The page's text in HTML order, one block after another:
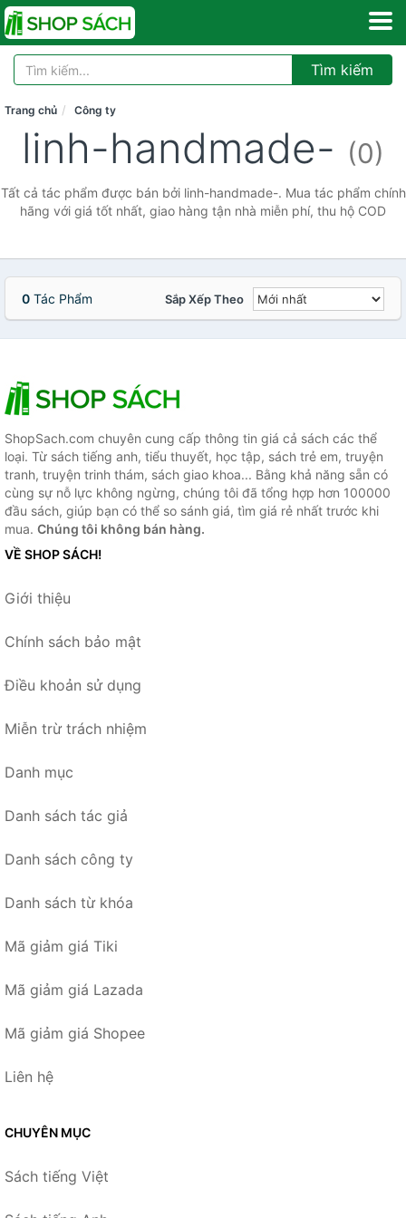
Tìm kiếm
Trang chủ Công ty
linh-handmade- (0)
Tất cả tác phẩm được bán bởi linh-handmade-. Mua tác phẩm chính
hãng với giá tốt nhất, giao hàng tận nhà miễn phí, thu hộ COD
0 Tác Phẩm Sắp Xếp Theo
ShopSach.com chuyên cung cấp thông tin giá cả sách các thể
loại. Từ sách tiếng anh, tiểu thuyết, học tập, sách trẻ em, truyện
tranh, truyện trinh thám, sách giao khoa... Bằng khả năng sẵn có
cùng sự nỗ lực không ngừng, chúng tôi đã tổng hợp hơn 100000
đầu sách, giúp bạn có thể so sánh giá, tìm giá rẻ nhất trước khi
mua. Chúng tôi không bán hàng.
VỀ SHOP SÁCH!
Giới thiệu
Chính sách bảo mật
Điều khoản sử dụng
Miễn trừ trách nhiệm
Danh mục
Danh sách tác giả
Danh sách công ty
Danh sách từ khóa
Mã giảm giá Tiki
Mã giảm giá Lazada
Mã giảm giá Shopee
Liên hệ
CHUYÊN MỤC
Sách tiếng Việt